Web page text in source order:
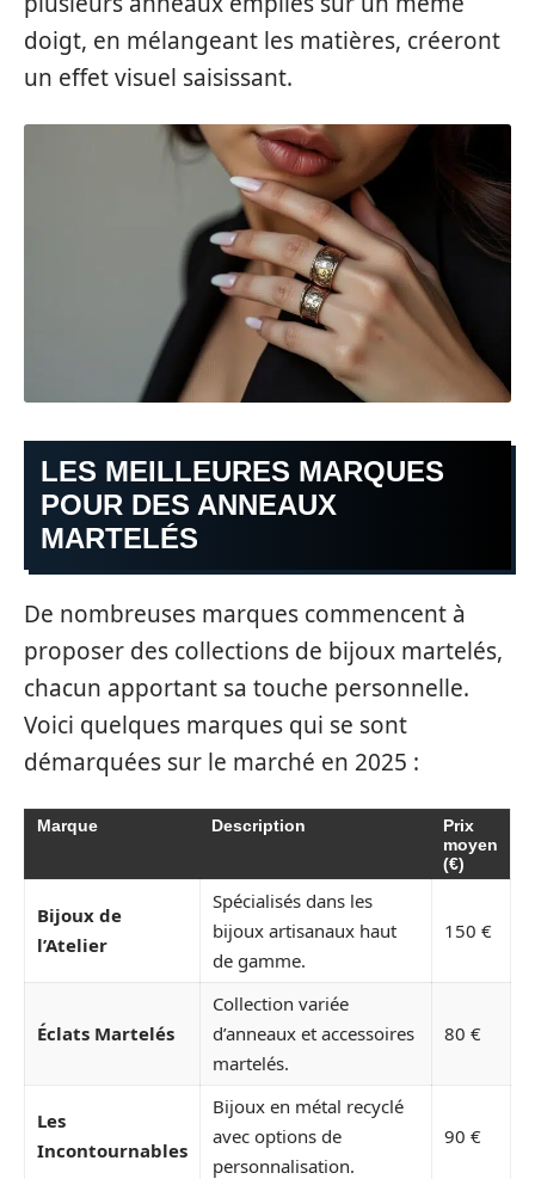
doigt, en mélangeant les matières, créeront
un effet visuel saisissant.
LES MEILLEURES MARQUES
POUR DES ANNEAUX
MARTELÉS
De nombreuses marques commencent à
proposer des collections de bijoux martelés,
chacun apportant sa touche personnelle.
Voici quelques marques qui se sont
démarquées sur le marché en 2025 :
Marque Description
Prix
moyen
(€)
Bijoux de
l’Atelier
Spécialisés dans les
bijoux artisanaux haut
de gamme.
150 €
Éclats Martelés
Collection variée
d’anneaux et accessoires
martelés.
80 €
Les
Incontournables
Bijoux en métal recyclé
avec options de
personnalisation.
90 €